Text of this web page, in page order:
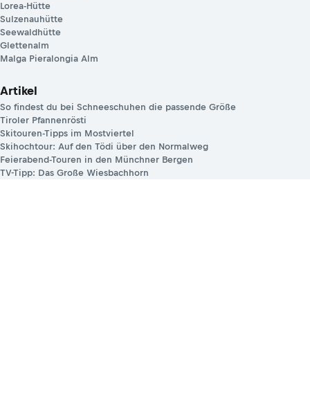
Lorea-Hütte
Sulzenauhütte
Seewaldhütte
Glettenalm
Malga Pieralongia Alm
Artikel
So findest du bei Schneeschuhen die passende Größe
Tiroler Pfannenrösti
Skitouren-Tipps im Mostviertel
Skihochtour: Auf den Tödi über den Normalweg
Feierabend-Touren in den Münchner Bergen
TV-Tipp: Das Große Wiesbachhorn